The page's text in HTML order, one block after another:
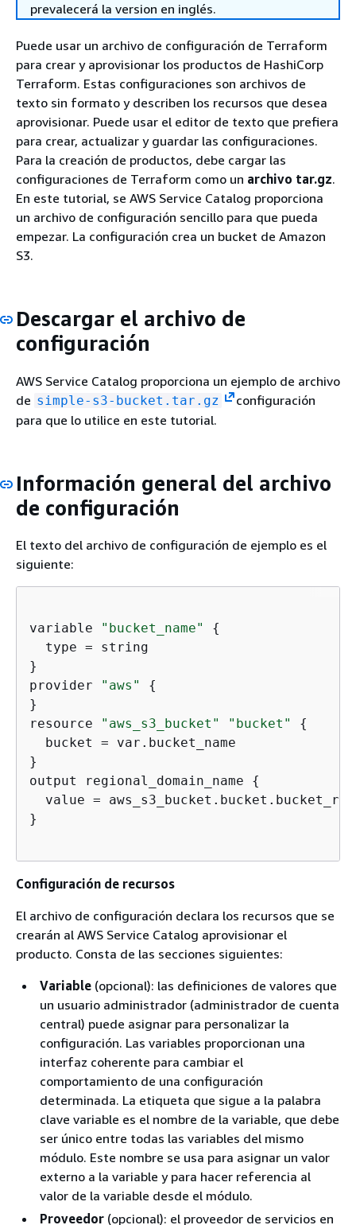
prevalecerá la version en inglés.
Puede usar un archivo de configuración de Terraform
para crear y aprovisionar los productos de HashiCorp
Terraform. Estas configuraciones son archivos de
texto sin formato y describen los recursos que desea
aprovisionar. Puede usar el editor de texto que prefiera
para crear, actualizar y guardar las configuraciones.
Para la creación de productos, debe cargar las
configuraciones de Terraform como un archivo tar.gz.
En este tutorial, se AWS Service Catalog proporciona
un archivo de configuración sencillo para que pueda
empezar. La configuración crea un bucket de Amazon
S3.
Descargar el archivo de
configuración
AWS Service Catalog proporciona un ejemplo de archivo
de simple-s3-bucket.tar.gz
configuración
para que lo utilice en este tutorial.
Información general del archivo
de configuración
El texto del archivo de configuración de ejemplo es el
siguiente:
variable "bucket_name"
{
  type = string
}
provider
"aws"
{
}
resource
"aws_s3_bucket" "bucket"
{
  bucket = var.bucket_name
}
output regional_domain_name {
value =
}
Configuración de recursos
El archivo de configuración declara los recursos que se
crearán al AWS Service Catalog aprovisionar el
producto. Consta de las secciones siguientes:
Variable (opcional): las definiciones de valores que
un usuario administrador (administrador de cuenta
central) puede asignar para personalizar la
configuración. Las variables proporcionan una
interfaz coherente para cambiar el
comportamiento de una configuración
determinada. La etiqueta que sigue a la palabra
clave variable es el nombre de la variable, que debe
ser único entre todas las variables del mismo
módulo. Este nombre se usa para asignar un valor
externo a la variable y para hacer referencia al
valor de la variable desde el módulo.
Proveedor (opcional): el proveedor de servicios en